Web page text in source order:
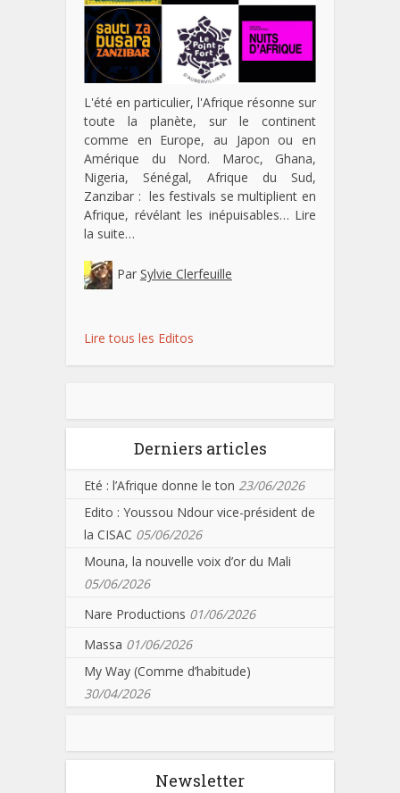
L'été en particulier, l'Afrique résonne sur
toute la planète, sur le continent
comme en Europe, au Japon ou en
Amérique du Nord. Maroc, Ghana,
Nigeria, Sénégal, Afrique du Sud,
Zanzibar : les festivals se multiplient en
Afrique, révélant les inépuisables… Lire
la suite…
Par Sylvie Clerfeuille
Lire tous les Editos
Derniers articles
Eté : l’Afrique donne le ton 23/06/2026
Edito : Youssou Ndour vice-président de
la CISAC 05/06/2026
Mouna, la nouvelle voix d’or du Mali
05/06/2026
Nare Productions 01/06/2026
Massa 01/06/2026
My Way (Comme d’habitude)
30/04/2026
Newsletter